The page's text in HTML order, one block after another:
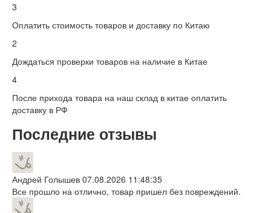
3
Оплатить стоимость товаров и доставку по Китаю
2
Дождаться проверки товаров на наличие в Китае
4
После прихода товара на наш склад в китае оплатить
доставку в РФ
Последние отзывы
Андрей Голышев 07.08.2026 11:48:35
Все прошло на отлично, товар пришел без повреждений.